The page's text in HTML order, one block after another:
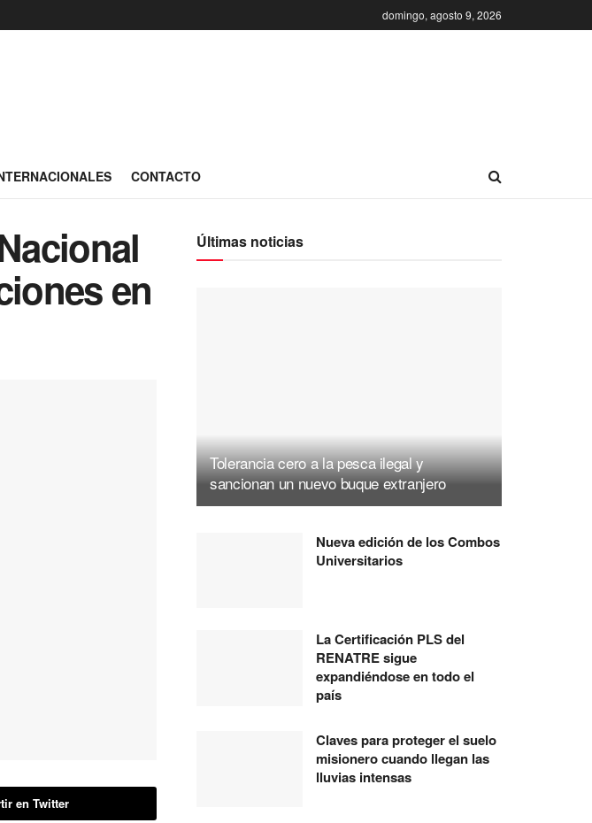
domingo, agosto 9, 2026
CONTACTO
en
en Twitter
Últimas noticias
Tolerancia cero a la pesca ilegal y
sancionan un nuevo buque extranjero
Nueva edición de los Combos
Universitarios
La Certificación PLS del
RENATRE sigue
expandiéndose en todo el
país
Claves para proteger el suelo
misionero cuando llegan las
lluvias intensas